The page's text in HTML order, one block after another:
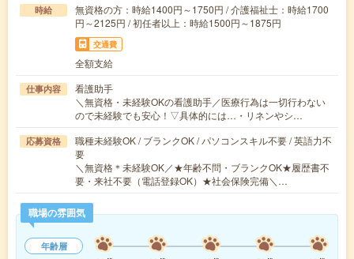
時給
無資格の方：時給1400円～1750円 / 介護福祉士：時給1700
円～2125円 / 初任者以上：時給1500円～1875円
交通費
全額支給
仕事内容
看護助手
＼無資格・未経験OKの看護助手／医療行為は一切行わない
ので未経験でも安心！▽具体的には…・リネンやシ…
応募資格
職種未経験OK / ブランクOK / パソコンスキル不要 / 英語力不
要
＼無資格＊未経験OK／★年齢不問・ブランクOK★履歴書不
要・来社不要（電話登録OK）★社会保険完備＼…
職場の雰囲気
年齢層